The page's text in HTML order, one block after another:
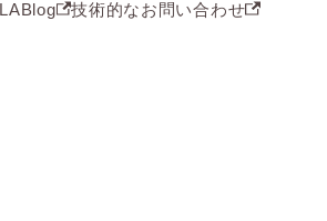
Blog
技術的なお問い合わせ